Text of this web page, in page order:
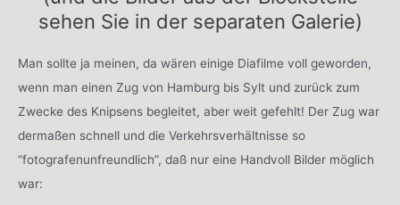
sehen Sie in der separaten Galerie)
Man sollte ja meinen, da wären einige Diafilme voll geworden,
wenn man einen Zug von Hamburg bis Sylt und zurück zum
Zwecke des Knipsens begleitet, aber weit gefehlt! Der Zug war
dermaßen schnell und die Verkehrsverhältnisse so
“fotografenunfreundlich”, daß nur eine Handvoll Bilder möglich
war: